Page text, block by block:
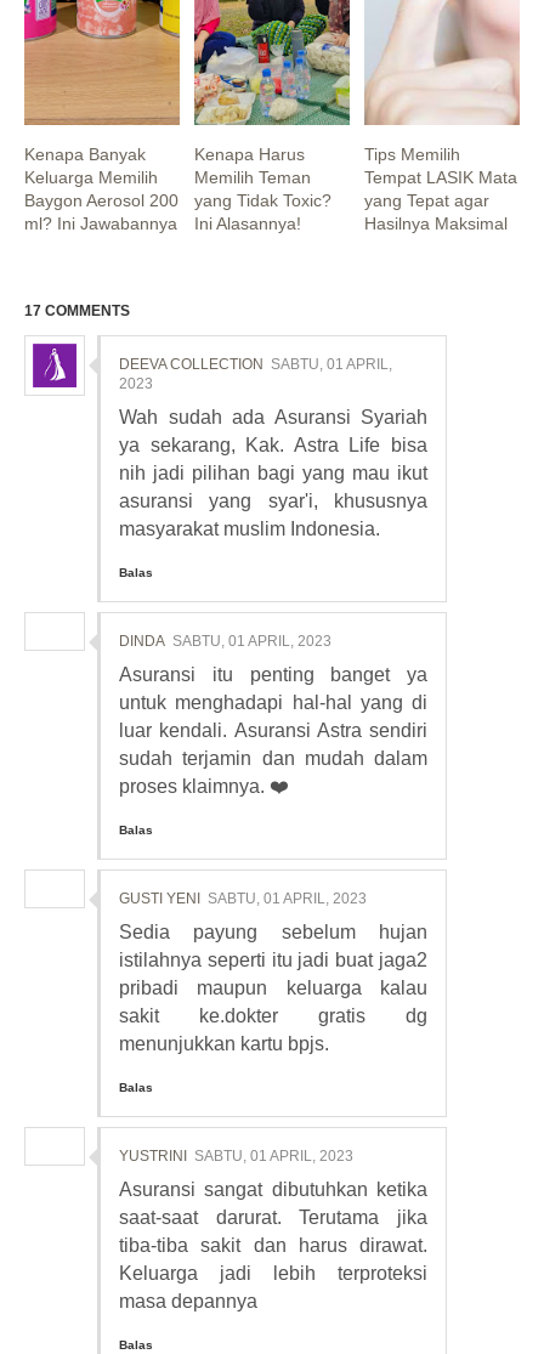
Kenapa Banyak
Keluarga Memilih
Baygon Aerosol 200
ml? Ini Jawabannya
Kenapa Harus
Memilih Teman
yang Tidak Toxic?
Ini Alasannya!
Tips Memilih
Tempat LASIK Mata
yang Tepat agar
Hasilnya Maksimal
17 COMMENTS
DEEVA COLLECTION
SABTU, 01 APRIL,
2023
Wah sudah ada Asuransi Syariah
ya sekarang, Kak. Astra Life bisa
nih jadi pilihan bagi yang mau ikut
asuransi yang syar'i, khususnya
masyarakat muslim Indonesia.
Balas
DINDA SABTU, 01 APRIL, 2023
Asuransi itu penting banget ya
untuk menghadapi hal-hal yang di
luar kendali. Asuransi Astra sendiri
sudah terjamin dan mudah dalam
proses klaimnya. ❤️
Balas
GUSTI YENI SABTU, 01 APRIL, 2023
Sedia payung sebelum hujan
istilahnya seperti itu jadi buat jaga2
pribadi maupun keluarga kalau
sakit ke.dokter gratis dg
menunjukkan kartu bpjs.
Balas
YUSTRINI SABTU, 01 APRIL, 2023
Asuransi sangat dibutuhkan ketika
saat-saat darurat. Terutama jika
tiba-tiba sakit dan harus dirawat.
Keluarga jadi lebih terproteksi
masa depannya
Balas